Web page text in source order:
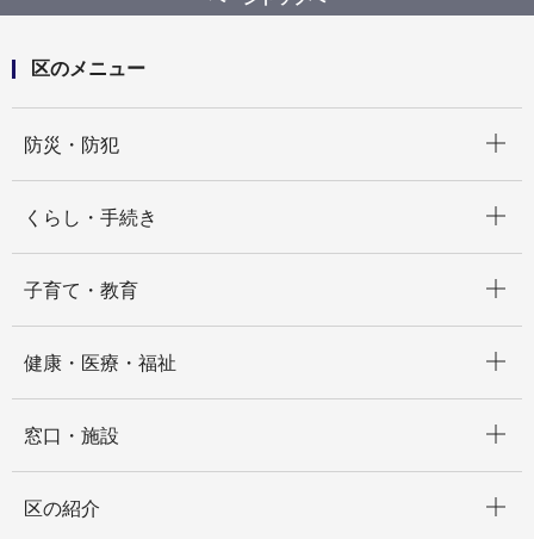
区のメニュー
防災・防犯
くらし・手続き
子育て・教育
健康・医療・福祉
窓口・施設
区の紹介